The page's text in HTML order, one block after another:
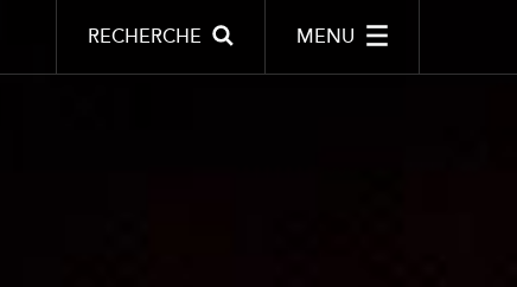
MENU
RECHERCHE